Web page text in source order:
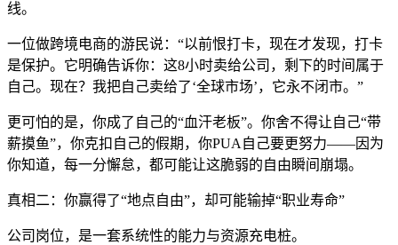
线。
一位做跨境电商的游民说：“以前恨打卡，现在才发现，打卡
是保护。它明确告诉你：这8小时卖给公司，剩下的时间属于
自己。现在？我把自己卖给了‘全球市场’，它永不闭市。”
更可怕的是，你成了自己的“血汗老板”。你舍不得让自己“带
薪摸鱼”，你克扣自己的假期，你PUA自己要更努力——因为
你知道，每一分懈怠，都可能让这脆弱的自由瞬间崩塌。
真相二：你赢得了“地点自由”，却可能输掉“职业寿命”
公司岗位，是一套系统性的能力与资源充电桩。